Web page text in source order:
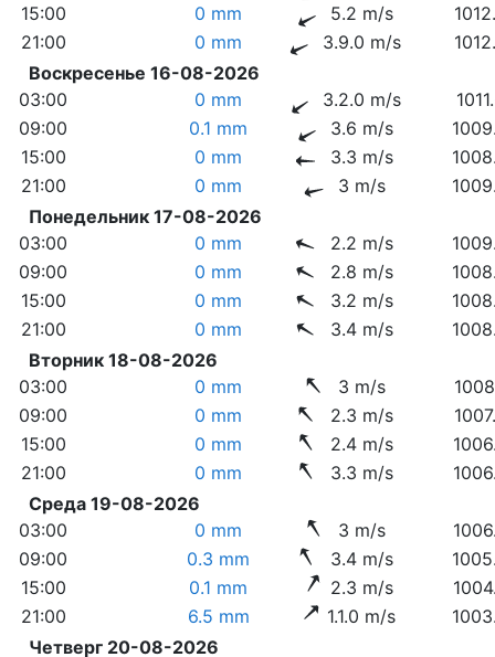
15:00
0 mm 5.2 m/s
21:00
0 mm 3.9.0 m/s
Воскресенье 16-08-2026
03:00
0 mm 3.2.0 m/s
09:00
0.1 mm 3.6 m/s
15:00
0 mm 3.3 m/s
21:00
0 mm 3 m/s
Понедельник 17-08-2026
03:00
0 mm 2.2 m/s
09:00
0 mm 2.8 m/s
15:00
0 mm 3.2 m/s
21:00
0 mm 3.4 m/s
Вторник 18-08-2026
03:00
0 mm 3 m/s
09:00
0 mm 2.3 m/s
15:00
0 mm 2.4 m/s
21:00
0 mm 3.3 m/s
Среда 19-08-2026
03:00
0 mm 3 m/s
09:00
0.3 mm 3.4 m/s
15:00
0.1 mm 2.3 m/s
21:00
6.5 mm 1.1.0 m/s
Четверг 20-08-2026